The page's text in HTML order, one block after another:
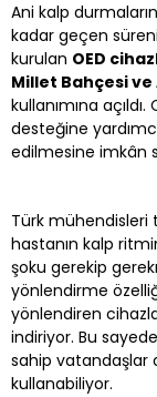
Ani kalp
kadar geçen
kurulan OED
Millet Bahçesi
kullanımına
desteğine
edilmesine imkân
Türk mühendisleri
hastanın kalp
şoku gerekip
yönlendirme
yönlendiren
indiriyor. Bu
sahip vatandaşlar
kullanabiliyor.